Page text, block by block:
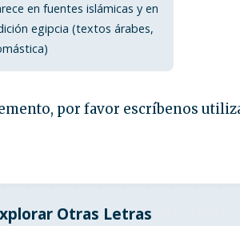
en fuentes islámicas y en
egipcia (textos árabes,
por favor escríbenos
Otras Letras